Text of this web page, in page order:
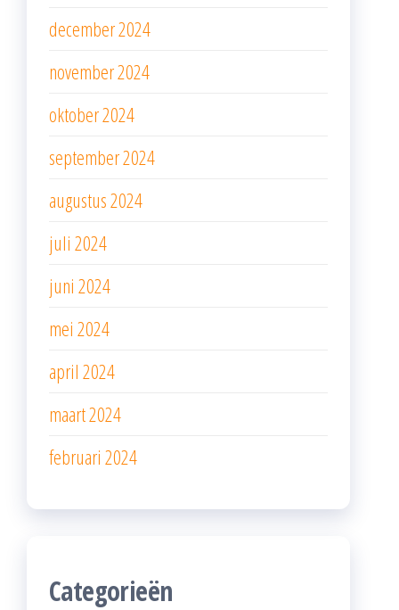
december 2024
november 2024
oktober 2024
september 2024
augustus 2024
juli 2024
juni 2024
mei 2024
april 2024
maart 2024
februari 2024
Categorieën